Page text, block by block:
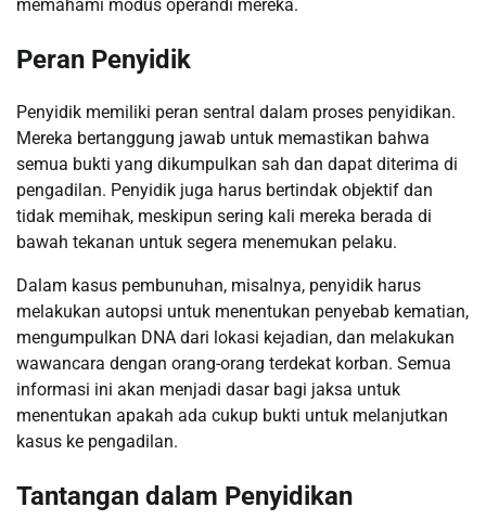
memahami modus operandi mereka.
Peran Penyidik
Penyidik memiliki peran sentral dalam proses penyidikan.
Mereka bertanggung jawab untuk memastikan bahwa
semua bukti yang dikumpulkan sah dan dapat diterima di
pengadilan. Penyidik juga harus bertindak objektif dan
tidak memihak, meskipun sering kali mereka berada di
bawah tekanan untuk segera menemukan pelaku.
Dalam kasus pembunuhan, misalnya, penyidik harus
melakukan autopsi untuk menentukan penyebab kematian,
mengumpulkan DNA dari lokasi kejadian, dan melakukan
wawancara dengan orang-orang terdekat korban. Semua
informasi ini akan menjadi dasar bagi jaksa untuk
menentukan apakah ada cukup bukti untuk melanjutkan
kasus ke pengadilan.
Tantangan dalam Penyidikan